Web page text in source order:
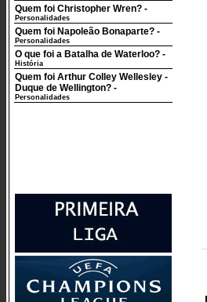
Quem foi Christopher Wren? -
Personalidades
Quem foi Napoleão Bonaparte? -
Personalidades
O que foi a Batalha de Waterloo? -
História
Quem foi Arthur Colley Wellesley -
Duque de Wellington? -
Personalidades